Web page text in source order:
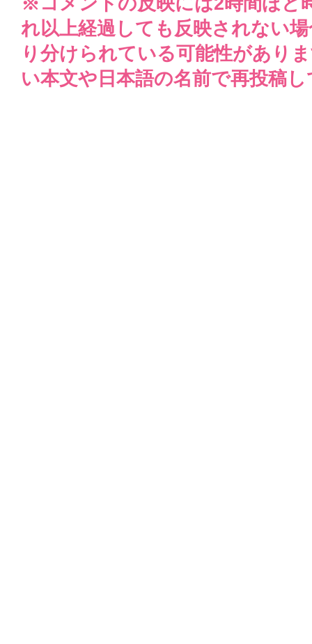
れ以上経過しても反映されない
り分けられている可能性があり
い本文や日本語の名前で再投稿